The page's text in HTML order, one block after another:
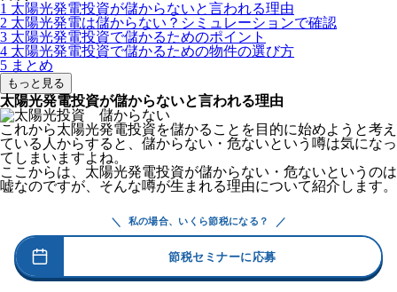
1 太陽光発電投資が儲からないと言われる理由
2 太陽光発電は儲からない？シミュレーションで確認
3 太陽光発電投資で儲かるためのポイント
4 太陽光発電投資で儲かるための物件の選び方
5 まとめ
もっと見る
太陽光発電投資が儲からないと言われる理由
これから太陽光発電投資を儲かることを目的に始めようと考え
ている人からすると、儲からない・危ないという噂は気になっ
てしまいますよね。
ここからは、太陽光発電投資が儲からない・危ないというのは
嘘なのですが、そんな噂が生まれる理由について紹介します。
＼ 私の場合、いくら節税になる？ ／
節税セミナーに応募